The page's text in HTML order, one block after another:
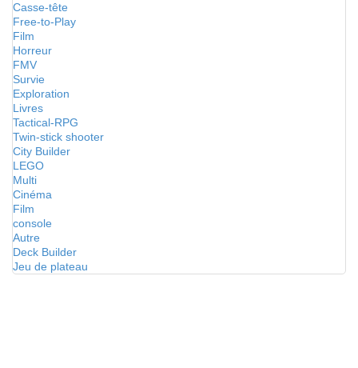
Casse-tête
Free-to-Play
Film
Horreur
FMV
Survie
Exploration
Livres
Tactical-RPG
Twin-stick shooter
City Builder
LEGO
Multi
Cinéma
Film
console
Autre
Deck Builder
Jeu de plateau